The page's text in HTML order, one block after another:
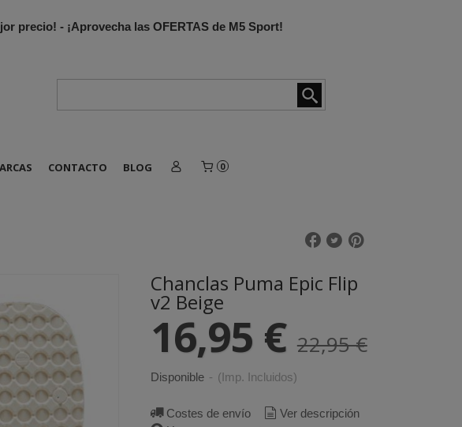
precio! - ¡Aprovecha las OFERTAS de M5 Sport!
CONTACTO BLOG 0
Chanclas Puma Epic Flip
v2 Beige
16,95 € 22,95 €
Disponible - (Imp. Incluidos)
Costes de envío
Ver descripción